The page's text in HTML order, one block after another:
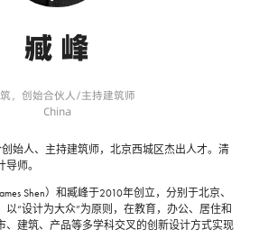
臧 峰
，创始合伙人/主持建筑师
China
始人、主持建筑师，北京西城区杰出人才。清
师。
Shen）和臧峰于2010年创立，分别于北京、
“设计为大众”为原则，在教育，办公、居住和
、建筑、产品等多学科交叉的创新设计方式实现